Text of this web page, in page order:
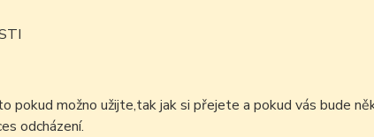
pokud možno užijte,tak jak si přejete a pokud vás bude
odcházení.